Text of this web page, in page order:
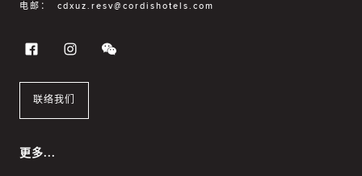
电邮： cdxuz.resv@cordishotels.com
联络我们
更多...